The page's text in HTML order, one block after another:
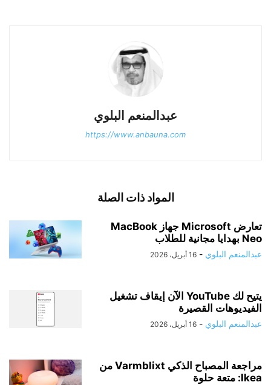
عبدالمنعم البلوي
https://www.anbauna.com
المواد ذات الصلة
تعارض Microsoft جهاز MacBook
Neo بهدايا مجانية للطلاب
عبدالمنعم البلوي - 16 أبريل، 2026
يتيح لك YouTube الآن إيقاف تشغيل
الفيديوهات القصيرة
عبدالمنعم البلوي - 16 أبريل، 2026
مراجعة المصباح الذكي Varmblixt من
Ikea: متعة حلوة